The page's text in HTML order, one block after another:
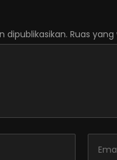
dipublikasikan. Ruas